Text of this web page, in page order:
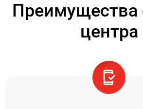
Преимущества
центра